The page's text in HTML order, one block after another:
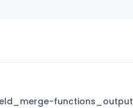
functions_output